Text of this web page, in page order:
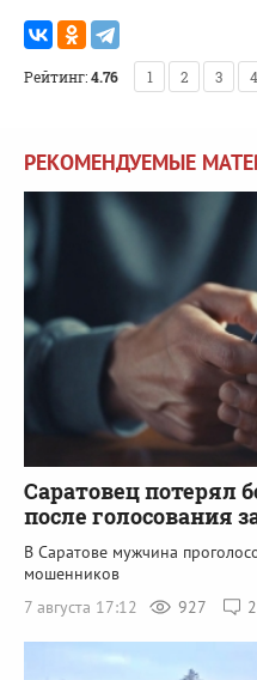
Рейтинг:4.76 1 2 3 4
РЕКОМЕНДУЕМЫЕ
Саратовец потерял
после голосования
В Саратове мужчина
мошенников
7 августа 17:12
927 2